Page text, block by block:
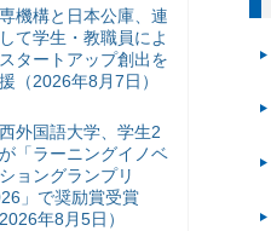
機構と日本公庫、連
て学生・教職員によ
タートアップ創出を
（2026年8月7日）
外国語大学、学生2
「ラーニングイノベ
ョングランプリ
」で奨励賞受賞
2026年8月5日）